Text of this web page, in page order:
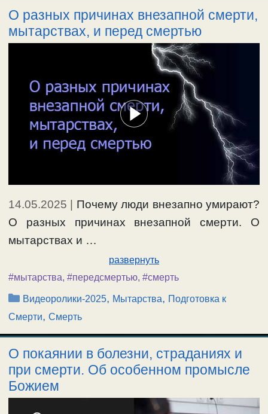
О разных причинах внезапной смерти,
мытарствах, и перед смертью
14.05.2025
Почему люди внезапно умирают?
О разных причинах внезапной смерти. О
мытарствах и …
развернуть
#мытарства, #передсмертью, #смерть
Рубрики
Видеоролики-2025, Мытарства, Подготовка к
Смерти, Смерть
О покаянии в болезни, страданиях и
при смерти. Об особенном промысле
Божием